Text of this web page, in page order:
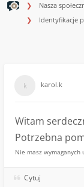
Nasza
Identyfikacje
karol.k
Witam
Potrzebna
Nie masz wymaganych
Cytuj